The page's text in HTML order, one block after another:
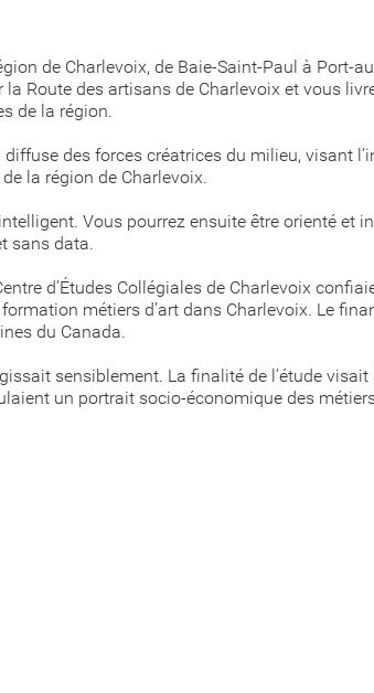
de Charlevoix, de Baie-Saint-Paul à Port-
Route des artisans de Charlevoix et vous
de la région.
des forces créatrices du milieu, visant
la région de Charlevoix.
Vous pourrez ensuite être orienté et
sans data.
d’Études Collégiales de Charlevoix
métiers d’art dans Charlevoix. Le
du Canada.
sensiblement. La finalité de l’étude
un portrait socio-économique des